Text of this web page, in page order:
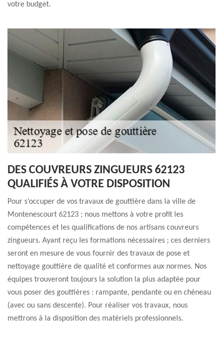
votre budget.
DES COUVREURS ZINGUEURS 62123
QUALIFIÉS À VOTRE DISPOSITION
Pour s’occuper de vos travaux de gouttière dans la ville de
Montenescourt 62123 ; nous mettons à votre profit les
compétences et les qualifications de nos artisans couvreurs
zingueurs. Ayant reçu les formations nécessaires ; ces derniers
seront en mesure de vous fournir des travaux de pose et
nettoyage gouttière de qualité et conformes aux normes. Nos
équipes trouveront toujours la solution la plus adaptée pour
vous poser des gouttières : rampante, pendante ou en chéneau
(avec ou sans descente). Pour réaliser vos travaux, nous
mettrons à la disposition des matériels professionnels.